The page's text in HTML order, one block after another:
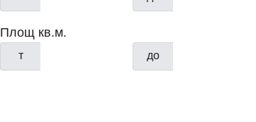
Площ кв.м.
т до